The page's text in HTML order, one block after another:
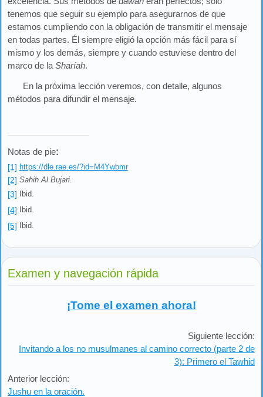
tenemos que seguir su ejemplo para asegurarnos de que
estamos cumpliendo con la obligación de transmitir el mensaje
en todas partes. Él siempre eligió la opción más fácil para sí
mismo y los demás, siempre y cuando estuviese dentro del
marco de la Sharíah.
En la próxima lección veremos, con detalle, algunos
métodos para difundir el mensaje.
Notas de pie:
[1] https://dle.rae.es/?id=M4Ywbmr
[2] Sahih Al Bujari.
[3] Ibid.
[4] Ibid.
[5] Ibid.
Examen y navegación rápida
¡Tome el examen ahora!
Anterior lección:
Jushu en la oración.
Siguiente lección:
Invitando a los no musulmanes al camino correcto (parte 2 de
3): Primero el Tawhid